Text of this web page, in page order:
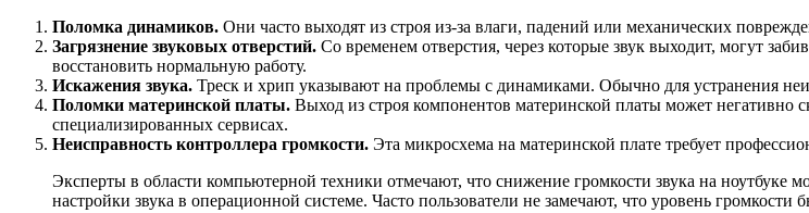
Поломка динамиков. Они часто выходят из строя из-за влаги, падений или механических
Загрязнение звуковых отверстий. Со временем отверстия, через которые звук выходит, могут
восстановить нормальную работу.
Искажения звука. Треск и хрип указывают на проблемы с динамиками. Обычно для устранения
Поломки материнской платы. Выход из строя компонентов материнской платы может негативно
специализированных сервисах.
Неисправность контроллера громкости. Эта микросхема на материнской плате требует
Эксперты в области компьютерной техники отмечают, что снижение громкости звука на ноутбуке
настройки звука в операционной системе. Часто пользователи не замечают, что уровень